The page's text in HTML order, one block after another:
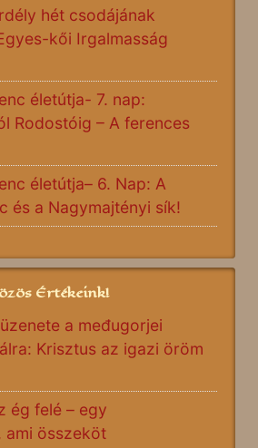
hét csodájának
kői Irgalmasság
életútja- 7. nap:
Rodostóig – A ferences
életútja– 6. Nap: A
és a Nagymajtényi sík!
Értékeink!
a međugorjei
Krisztus az igazi öröm
ég felé – egy
ami összeköt